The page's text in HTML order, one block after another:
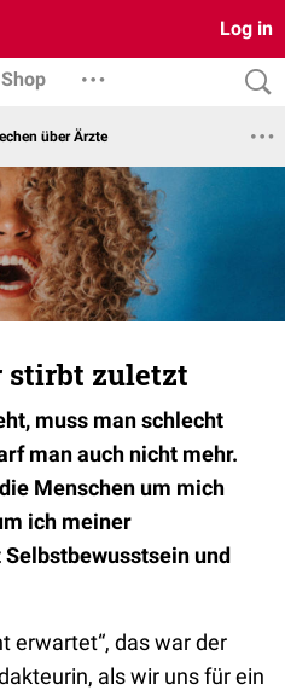
Log in
Shop
über Ärzte
stirbt zuletzt
muss man schlecht
man auch nicht mehr.
Menschen um mich
ich meiner
und
erwartet“, das war der
als wir uns für ein